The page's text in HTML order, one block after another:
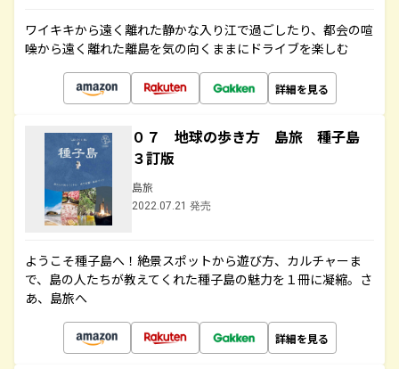
ワイキキから遠く離れた静かな入り江で過ごしたり、都会の喧
噪から遠く離れた離島を気の向くままにドライブを楽しむ
詳細を見る
０７ 地球の歩き方 島旅 種子島
３訂版
島旅
2022.07.21 発売
ようこそ種子島へ！絶景スポットから遊び方、カルチャーま
で、島の人たちが教えてくれた種子島の魅力を１冊に凝縮。さ
あ、島旅へ
詳細を見る